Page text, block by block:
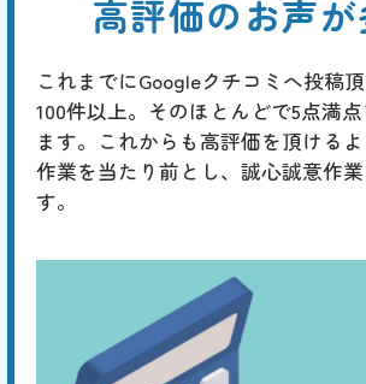
高評価のお声
これまでにGoogleクチコミへ投稿
100件以上。そのほとんどで5点満
ます。これからも高評価を頂ける
作業を当たり前とし、誠心誠意作
す。